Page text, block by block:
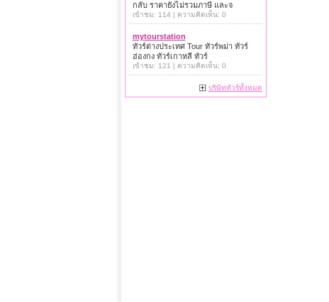
กลับ ราคายังไม่รวมภาษี และจ
เข้าชม: 114 | ความคิดเห็น: 0
mytourstation
ทัวร์ต่างประเทศ Tour ทัวร์พม่า ทัวร์
ฮ่องกง ทัวร์เกาหลี ทัวร์
เข้าชม: 121 | ความคิดเห็น: 0
บริษัททัวร์ทั้งหมด